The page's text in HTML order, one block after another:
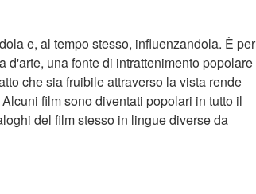
e, al tempo stesso, influenzandola. È per
d'arte, una fonte di intrattenimento popolare
che sia fruibile attraverso la vista rende
film sono diventati popolari in tutto il
del film stesso in lingue diverse da